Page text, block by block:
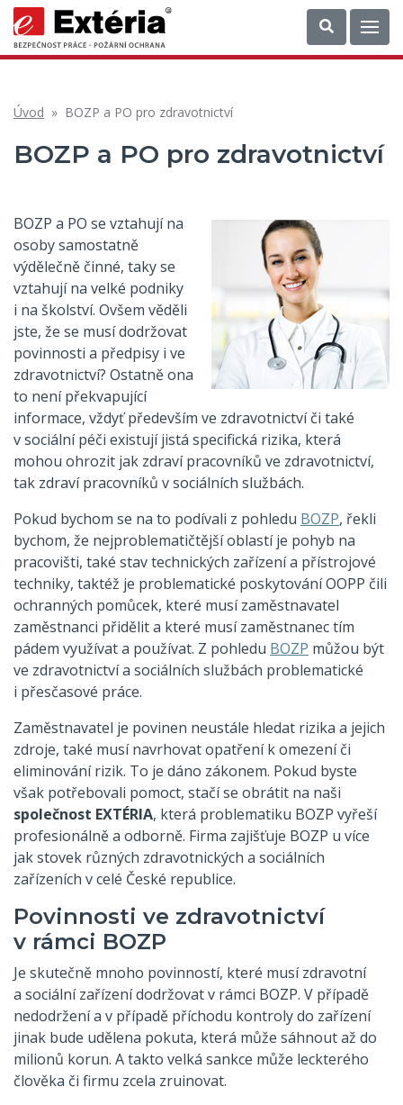
Úvod » BOZP a PO pro zdravotnictví
BOZP a PO pro zdravotnictví
BOZP a PO se vztahují na
osoby samostatně
výdělečně činné, taky se
vztahují na velké podniky
i na školství. Ovšem věděli
jste, že se musí dodržovat
povinnosti a předpisy i ve
zdravotnictví? Ostatně ona
to není překvapující
informace, vždyť především ve zdravotnictví či také
v sociální péči existují jistá specifická rizika, která
mohou ohrozit jak zdraví pracovníků ve zdravotnictví,
tak zdraví pracovníků v sociálních službách.
Pokud bychom se na to podívali z pohledu BOZP, řekli
bychom, že nejproblematičtější oblastí je pohyb na
pracovišti, také stav technických zařízení a přístrojové
techniky, taktéž je problematické poskytování OOPP čili
ochranných pomůcek, které musí zaměstnavatel
zaměstnanci přidělit a které musí zaměstnanec tím
pádem využívat a používat. Z pohledu BOZP můžou být
ve zdravotnictví a sociálních službách problematické
i přesčasové práce.
Zaměstnavatel je povinen neustále hledat rizika a jejich
zdroje, také musí navrhovat opatření k omezení či
eliminování rizik. To je dáno zákonem. Pokud byste
však potřebovali pomoct, stačí se obrátit na naši
společnost EXTÉRIA, která problematiku BOZP vyřeší
profesionálně a odborně. Firma zajišťuje BOZP u více
jak stovek různých zdravotnických a sociálních
zařízeních v celé České republice.
Povinnosti ve zdravotnictví
v rámci BOZP
Je skutečně mnoho povinností, které musí zdravotní
a sociální zařízení dodržovat v rámci BOZP. V případě
nedodržení a v případě příchodu kontroly do zařízení
jinak bude udělena pokuta, která může sáhnout až do
milionů korun. A takto velká sankce může leckterého
člověka či firmu zcela zruinovat.